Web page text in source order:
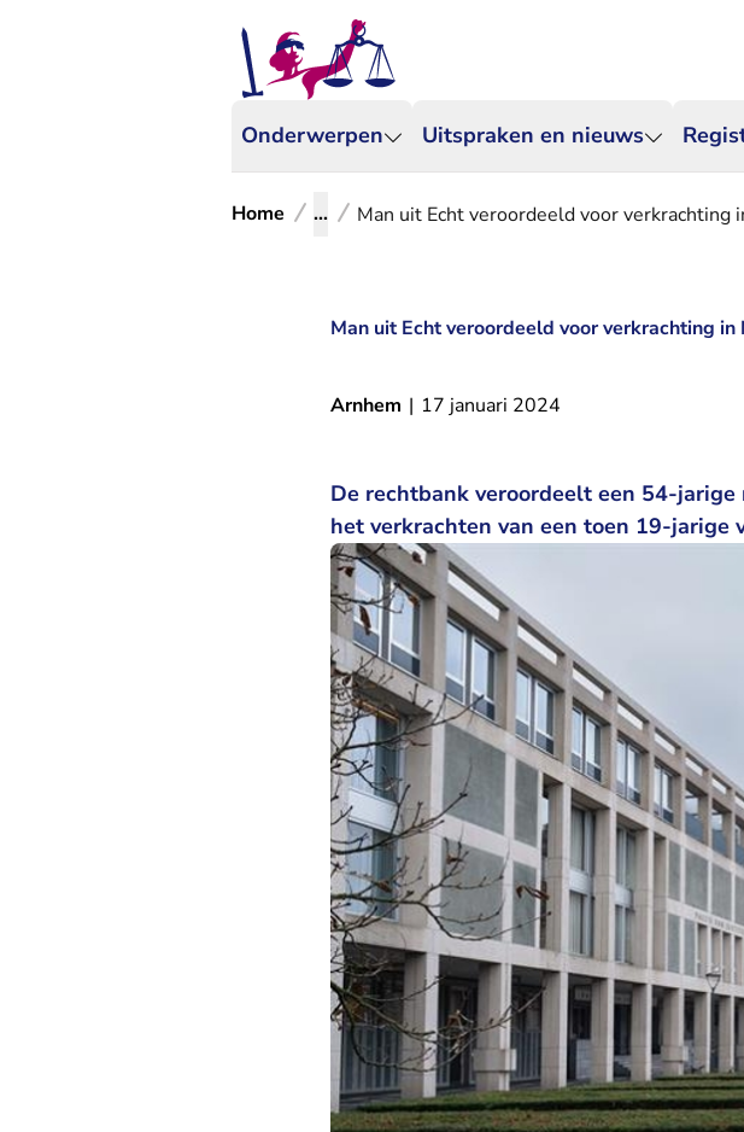
Onderwerpen Uitspraken en nieuws
Home ... Man uit Echt veroordeeld voor verkrachting
Man uit Echt veroordeeld voor verkrachting
Arnhem | 17 januari 2024
De rechtbank veroordeelt een 54-
het verkrachten van een toen 19-jarige